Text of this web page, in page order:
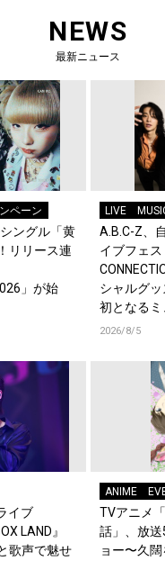
NEWS
最新ニュース
ペーン
ングル「黄
リリース連
」が始
LIVE
A.B.C-Z、
イブフェス
シャルグ
初となるミ
ーンが登場
2026/8/5
イブ
LAND』
歌声で魅せ
ANIME
TVアニメ
話」、放
ョー〜久